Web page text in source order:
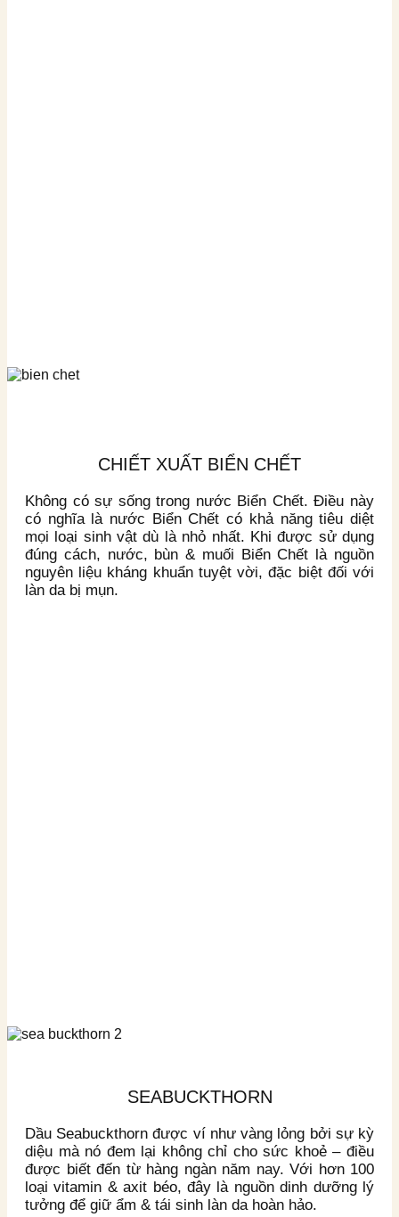
CHIẾT XUẤT BIỂN CHẾT
Không có sự sống trong nước Biển Chết. Điều này
có nghĩa là nước Biển Chết có khả năng tiêu diệt
mọi loại sinh vật dù là nhỏ nhất. Khi được sử dụng
đúng cách, nước, bùn & muối Biển Chết là nguồn
nguyên liệu kháng khuẩn tuyệt vời, đặc biệt đối với
làn da bị mụn.
SEABUCKTHORN
Dầu Seabuckthorn được ví như vàng lỏng bởi sự kỳ
diệu mà nó đem lại không chỉ cho sức khoẻ – điều
được biết đến từ hàng ngàn năm nay. Với hơn 100
loại vitamin & axit béo, đây là nguồn dinh dưỡng lý
tưởng để giữ ẩm & tái sinh làn da hoàn hảo.